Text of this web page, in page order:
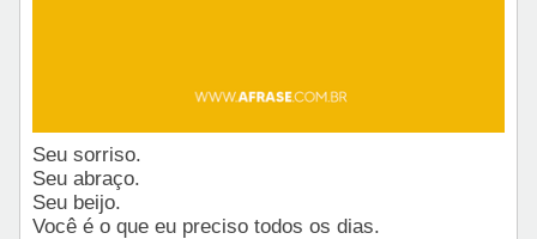
Seu sorriso.
Seu abraço.
Seu beijo.
Você é o que eu preciso todos os dias.